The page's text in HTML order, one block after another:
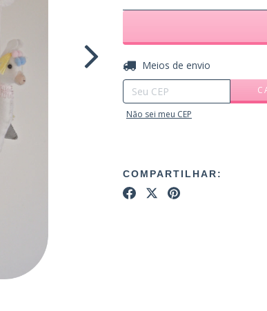
Entregas para o CEP:
Meios de envio
Não sei meu CEP
COMPARTILHAR: